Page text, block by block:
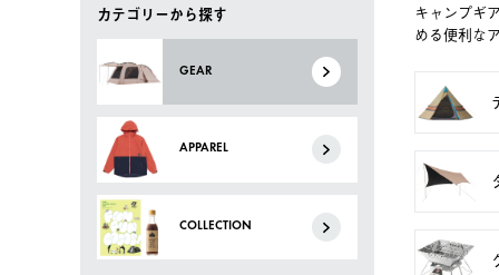
カテゴリーから探す
GEAR
APPAREL
COLLECTION
キャンプギ
める便利な